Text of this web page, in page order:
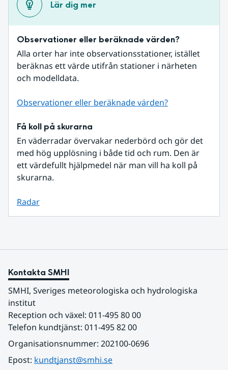
Lär dig mer
Observationer eller beräknade värden?
Alla orter har inte observationsstationer, istället
beräknas ett värde utifrån stationer i närheten
och modelldata.
Observationer eller beräknade värden?
Få koll på skurarna
En väderradar övervakar nederbörd och gör det
med hög upplösning i både tid och rum. Den är
ett värdefullt hjälpmedel när man vill ha koll på
skurarna.
Radar
Kontakta SMHI
SMHI, Sveriges meteorologiska och hydrologiska
institut
Reception och växel: 011-495 80 00
Telefon kundtjänst: 011-495 82 00
Organisationsnummer: 202100-0696
Epost: kundtjanst@smhi.se